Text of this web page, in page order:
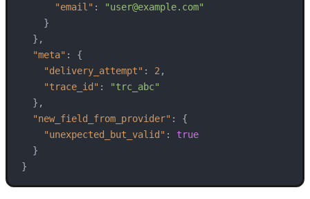
"email" :
"user@example.com"
}
} ,
"meta" :
{
"delivery_attempt" : 2 ,
"trace_id" :
"trc_abc"
} ,
"new_field_from_provider" :
{
"unexpected_but_valid" :
true
}
}